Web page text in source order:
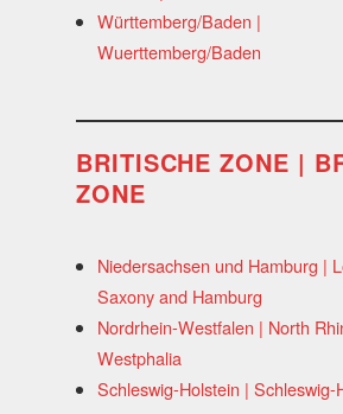
Württemberg/Baden |
Wuerttemberg/Baden
BRITISCHE ZONE |
ZONE
Niedersachsen und Hamburg |
Saxony and Hamburg
Nordrhein-Westfalen | North
Westphalia
Schleswig-Holstein | Schleswig-